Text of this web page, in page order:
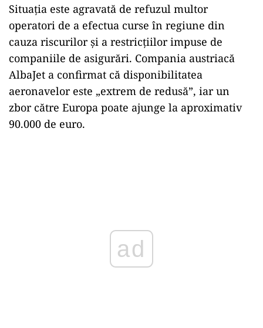
Situația este agravată de refuzul multor
operatori de a efectua curse în regiune din
cauza riscurilor și a restricțiilor impuse de
companiile de asigurări. Compania austriacă
AlbaJet a confirmat că disponibilitatea
aeronavelor este „extrem de redusă”, iar un
zbor către Europa poate ajunge la aproximativ
90.000 de euro.
ad